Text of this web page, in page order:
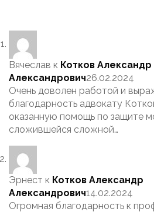
Вячеслав к Котков Александр
Александрович26.02.2024
Очень доволен работой и
благодарность адвокату
оказанную помощь по защите
сложившейся сложной…
Эрнест к Котков Александр
Александрович14.02.2024
Огромная благодарность к